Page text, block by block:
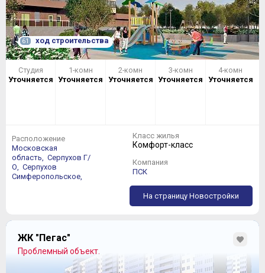
61 ход строительства
Студия
Уточняется
1-комн
Уточняется
2-комн
Уточняется
3-комн
Уточняется
4-комн
Уточняется
Расположение
Московская
область, Серпухов Г/
О, Серпухов
Симферопольское,
Класс жилья
Комфорт-класс
Компания
ПСК
На страницу Новостройки
ЖК "Пегас"
Проблемный объект.